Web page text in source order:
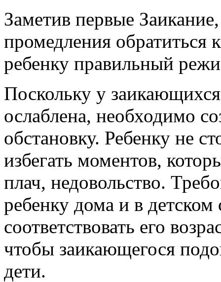
Заметив первые
промедления обратиться
ребенку правильный
Поскольку у
ослаблена, необходимо
обстановку. Ребенку не
избегать моментов,
плач, недовольство.
ребенку дома и в
соответствовать его
чтобы заикающегося
дети.